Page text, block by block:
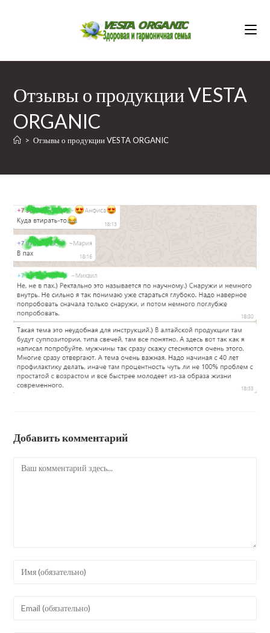
Отзывы о продукции VESTA
ORGANIC
> Отзывы о продукции VESTA ORGANIC
Добавить комментарий
Комментарий
Введите
или
Введите